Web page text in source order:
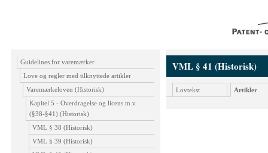
Guidelines for varemærker
Love og regler med tilknyttede artikler
Varemærkeloven (Historisk)
Kapitel 5 - Overdragelse og licens m.v.
(§38-§41) (Historisk)
VML § 38 (Historisk)
VML § 39 (Historisk)
VML § 41 (Historisk)
Lovtekst Artikler